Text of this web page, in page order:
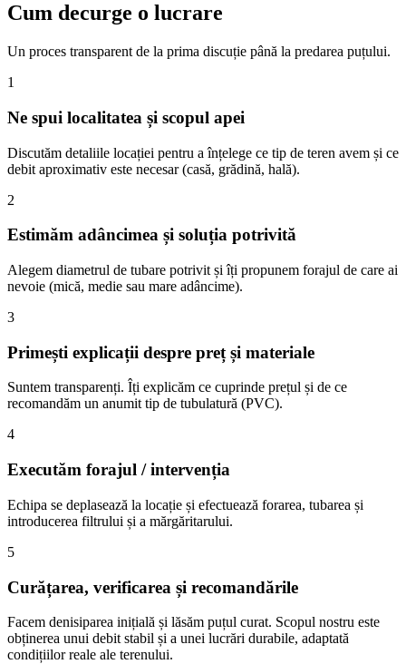
Cum decurge o lucrare
Un proces transparent de la prima discuție până la predarea puțului.
1
Ne spui localitatea și scopul apei
Discutăm detaliile locației pentru a înțelege ce tip de teren avem și ce
debit aproximativ este necesar (casă, grădină, hală).
2
Estimăm adâncimea și soluția potrivită
Alegem diametrul de tubare potrivit și îți propunem forajul de care ai
nevoie (mică, medie sau mare adâncime).
3
Primești explicații despre preț și materiale
Suntem transparenți. Îți explicăm ce cuprinde prețul și de ce
recomandăm un anumit tip de tubulatură (PVC).
4
Executăm forajul / intervenția
Echipa se deplasează la locație și efectuează forarea, tubarea și
introducerea filtrului și a mărgăritarului.
5
Curățarea, verificarea și recomandările
Facem denisiparea inițială și lăsăm puțul curat. Scopul nostru este
obținerea unui debit stabil și a unei lucrări durabile, adaptată
condițiilor reale ale terenului.